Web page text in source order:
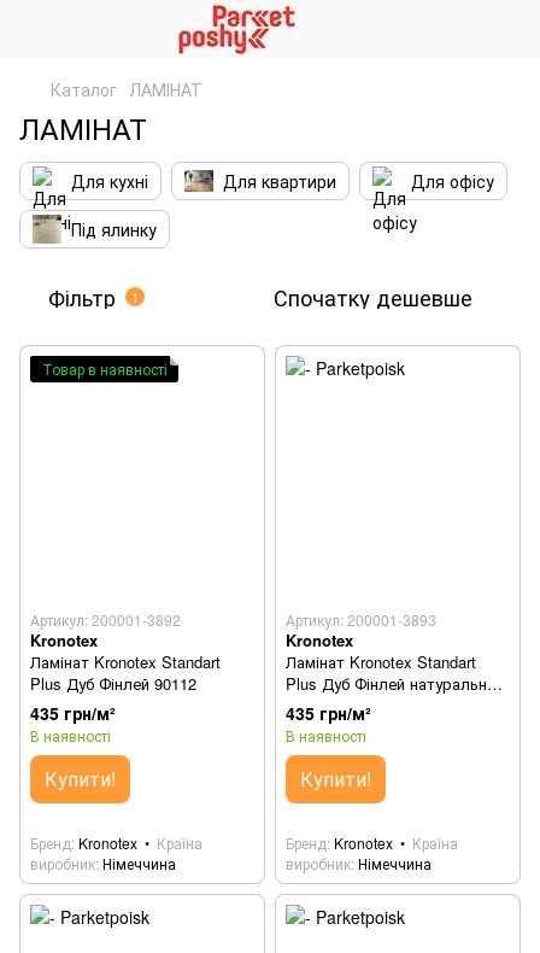
Каталог ЛАМІНАТ
ЛАМІНАТ
Для кухні Для квартири
Для офісу
Під ялинку
Фільтр 1 Спочатку дешевше
Товар в наявності
Артикул: 200001-3892
Kronotex
Ламінат Kronotex Standart
Plus Дуб Фінлей 90112
435 грн/м²
В наявності
Купити!
Бренд Kronotex
Країна
виробник Німеччина
Артикул: 200001-3893
Kronotex
Ламінат Kronotex Standart
Plus Дуб Фінлей натуральний
90122
435 грн/м²
В наявності
Купити!
Бренд Kronotex
Країна
виробник Німеччина